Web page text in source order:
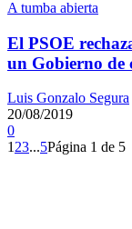
A tumba abierta
El PSOE
un Gobierno de
Luis Gonzalo Segura
20/08/2019
0
1 23...5Página 1 de 5